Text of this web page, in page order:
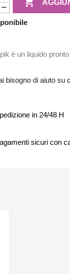
è un liquido
bisogno di aiuto su
in 24/48 H
sicuri con